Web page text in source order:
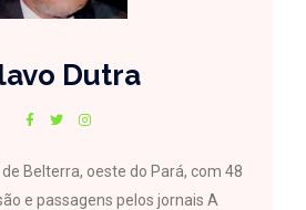
Dutra
Belterra, oeste do Pará, com 48
e passagens pelos jornais A